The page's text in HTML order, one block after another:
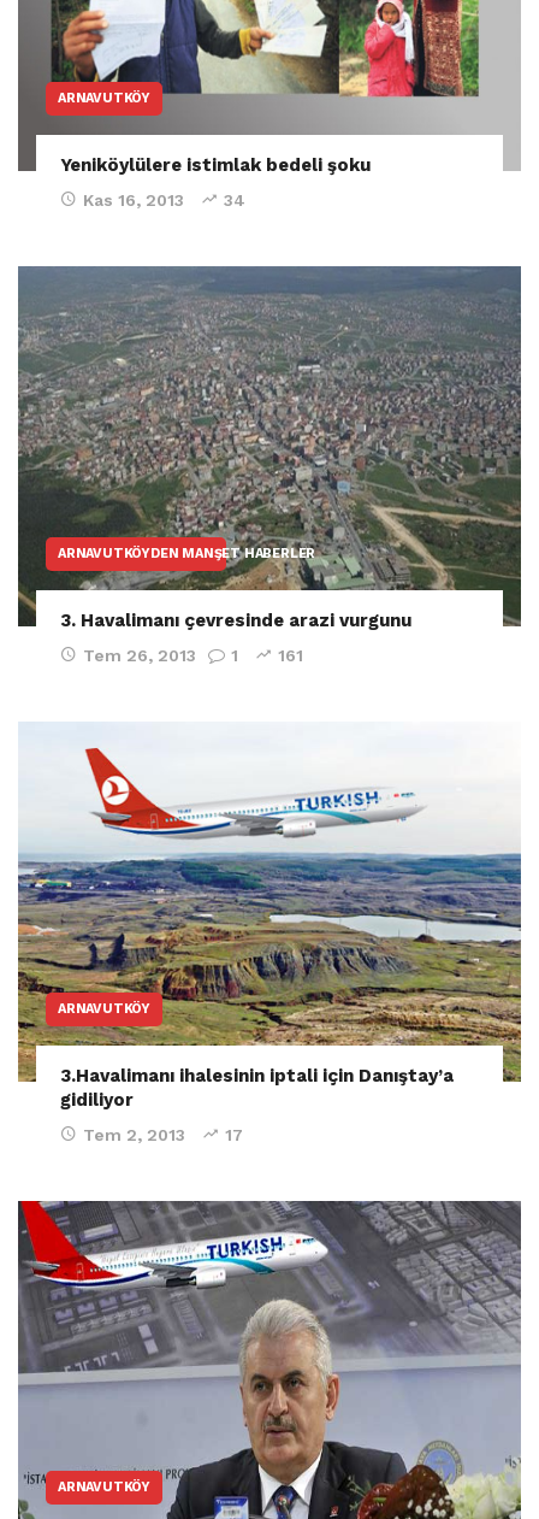
ARNAVUTKÖY
Yeniköylülere istimlak bedeli şoku
Kas 16, 2013 34
ARNAVUTKÖYDEN MANŞET HABERLER
3. Havalimanı çevresinde arazi vurgunu
Tem 26, 2013 1 161
ARNAVUTKÖY
3.Havalimanı ihalesinin iptali için Danıştay’a
gidiliyor
Tem 2, 2013 17
ARNAVUTKÖY